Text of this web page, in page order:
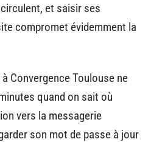
et saisir ses
compromet évidemment la
Convergence Toulouse ne
quand on sait où
vers la messagerie
son mot de passe à jour